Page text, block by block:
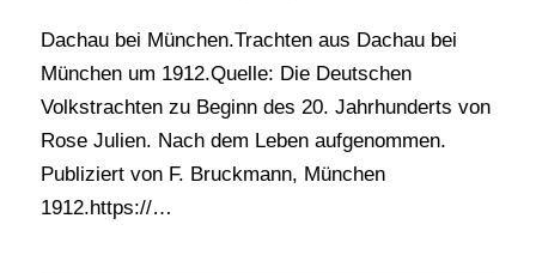
Dachau bei München.Trachten aus Dachau bei
München um 1912.Quelle: Die Deutschen
Volkstrachten zu Beginn des 20. Jahrhunderts von
Rose Julien. Nach dem Leben aufgenommen.
Publiziert von F. Bruckmann, München
1912.https://…